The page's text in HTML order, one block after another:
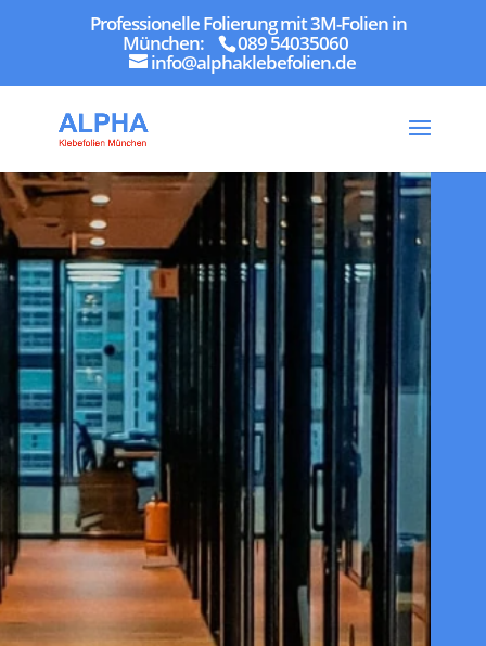
Professionelle Folierung mit 3M-Folien in
München: 089 54035060
info@alphaklebefolien.de
17
/ 100